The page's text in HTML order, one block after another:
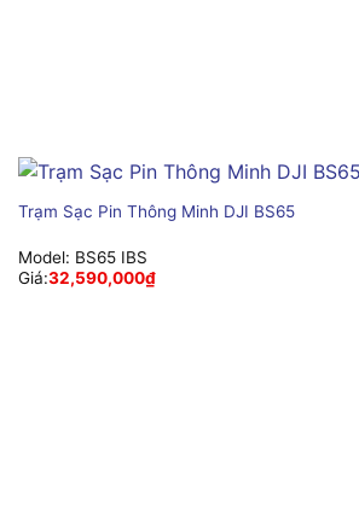
Trạm Sạc Pin Thông Minh DJI BS65
Model: BS65 IBS
Giá:32,590,000₫